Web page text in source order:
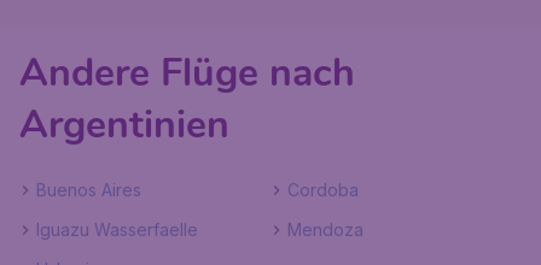
Andere Flüge nach
Argentinien
Buenos Aires
Cordoba
Iguazu Wasserfaelle
Mendoza